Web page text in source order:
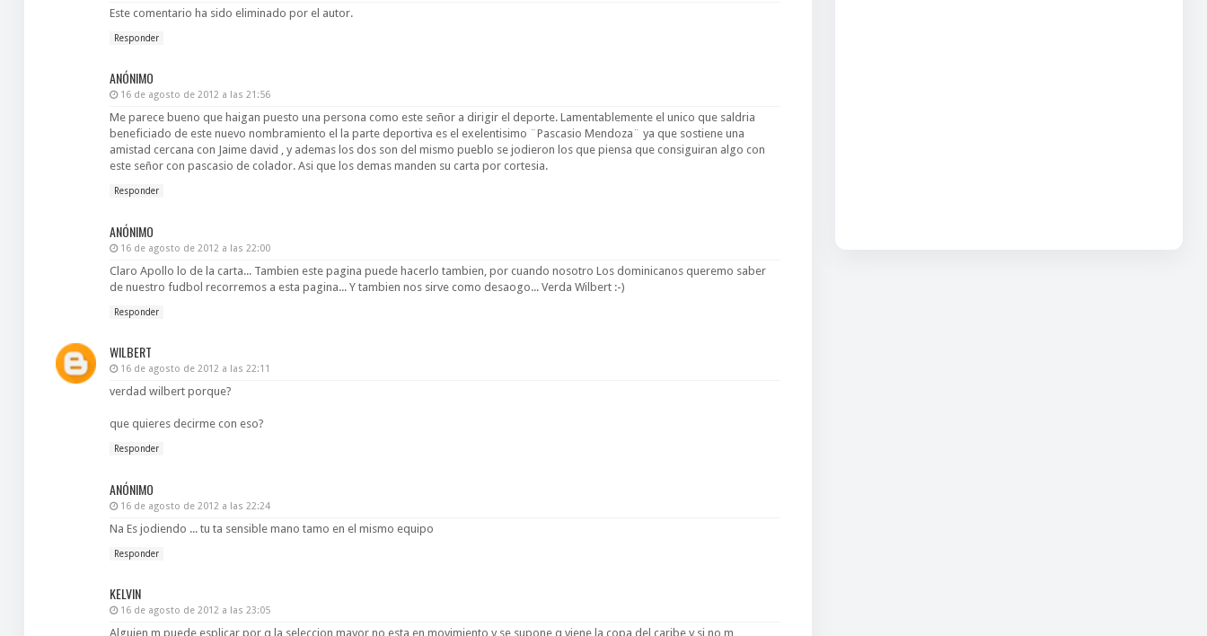
Este comentario ha sido eliminado por el autor.
Responder
ANÓNIMO
16 de agosto de 2012 a las 21:56
Me parece bueno que haigan puesto una persona como este señor a dirigir el deporte. Lamentablemente el unico que saldria
beneficiado de este nuevo nombramiento el la parte deportiva es el exelentisimo ¨Pascasio Mendoza¨ ya que sostiene una
amistad cercana con Jaime david , y ademas los dos son del mismo pueblo se jodieron los que piensa que consiguiran algo con
este señor con pascasio de colador. Asi que los demas manden su carta por cortesia.
Responder
ANÓNIMO
16 de agosto de 2012 a las 22:00
Claro Apollo lo de la carta... Tambien este pagina puede hacerlo tambien, por cuando nosotro Los dominicanos queremo saber
de nuestro fudbol recorremos a esta pagina... Y tambien nos sirve como desaogo... Verda Wilbert :-)
Responder
WILBERT
16 de agosto de 2012 a las 22:11
verdad wilbert porque?
que quieres decirme con eso?
Responder
ANÓNIMO
16 de agosto de 2012 a las 22:24
Na Es jodiendo ... tu ta sensible mano tamo en el mismo equipo
Responder
KELVIN
16 de agosto de 2012 a las 23:05
Alguien m puede esplicar por q la seleccion mayor no esta en movimiento y se supone q viene la copa del caribe y si no m